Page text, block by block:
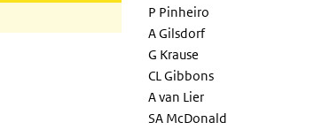
P Pinheiro
A Gilsdorf
G Krause
CL Gibbons
A van Lier
SA McDonald